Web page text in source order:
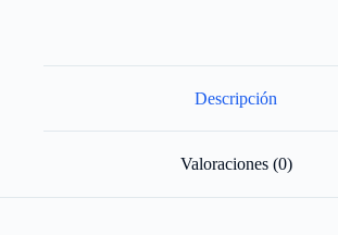
Descripción
Valoraciones (0)